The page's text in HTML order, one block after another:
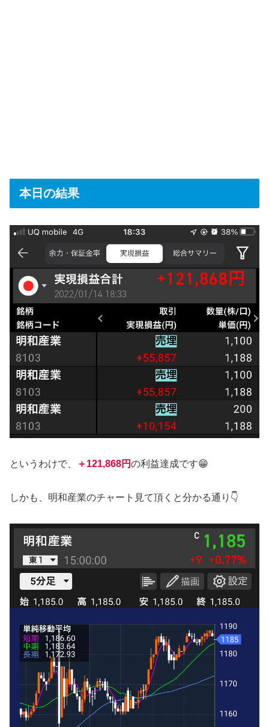
本日の結果
というわけで、 ＋121,868円の利益達成です😁
しかも、明和産業のチャート見て頂くと分かる通り👇